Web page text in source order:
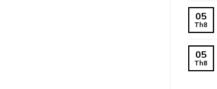
05
Th8
05
Th8